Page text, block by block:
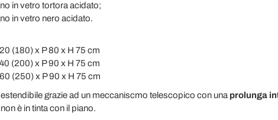
in vetro tortora acidato;
in vetro nero acidato.
(180) x P 80 x H 75 cm
(200) x P 90 x H 75 cm
(250) x P 90 x H 75 cm
estendibile grazie ad un meccaniscmo telescopico con una prolunga
è in tinta con il piano.